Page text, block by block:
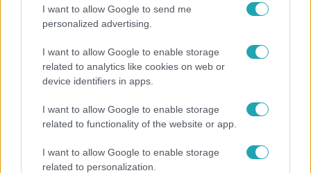
I want to allow Google to send me
personalized advertising.
I want to allow Google to enable storage
related to analytics like cookies on web or
device identifiers in apps.
I want to allow Google to enable storage
related to functionality of the website or app.
I want to allow Google to enable storage
related to personalization.
A sofőr nem állt meg egy elágazásnál, tragédia lett a